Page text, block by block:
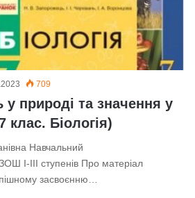
709
у природі та значення у
клас. Біологія)
Навчальний
І-ІІІ ступенів Про матеріал
засвоєнню…